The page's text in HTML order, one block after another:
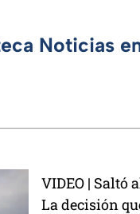
Noticias
VIDEO | Saltó
La decisión